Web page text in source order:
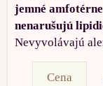
jemné
nenarušujú
Nevyvolávajú
Cena